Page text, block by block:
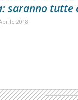
saranno tutte
2018